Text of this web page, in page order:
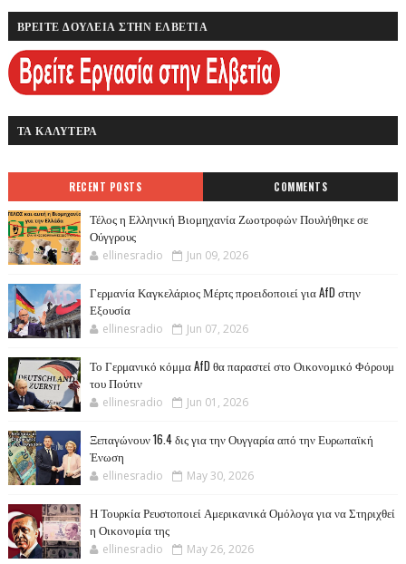
ΒΡΕΙΤΕ ΔΟΥΛΕΙΑ ΣΤΗΝ ΕΛΒΕΤΙΑ
ΤΑ ΚΑΛΥΤΕΡΑ
RECENT POSTS COMMENTS
Τέλος η Ελληνική Βιομηχανία Ζωοτροφών Πουλήθηκε σε
Ούγγρους
ellinesradio Jun 09, 2026
Γερμανία Καγκελάριος Μέρτς προειδοποιεί για AfD στην
Εξουσία
ellinesradio Jun 07, 2026
Το Γερμανικό κόμμα AfD θα παραστεί στο Οικονομικό Φόρουμ
του Πούτιν
ellinesradio Jun 01, 2026
Ξεπαγώνουν 16.4 δις για την Ουγγαρία από την Ευρωπαϊκή
Ένωση
ellinesradio May 30, 2026
Η Τουρκία Ρευστοποιεί Αμερικανικά Ομόλογα για να Στηριχθεί
η Οικονομία της
ellinesradio May 26, 2026